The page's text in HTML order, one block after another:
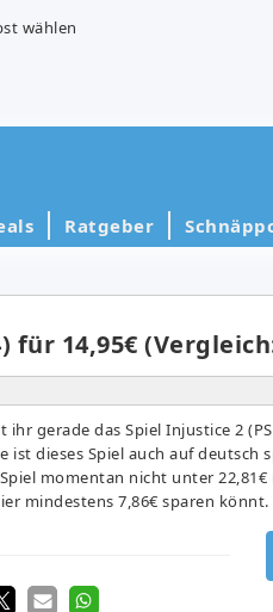
wählen
Ratgeber
für 14,95€
ihr gerade das Spiel Injustice 2
ist dieses Spiel auch auf deutsch
momentan nicht unter 22,81€
mindestens 7,86€ sparen